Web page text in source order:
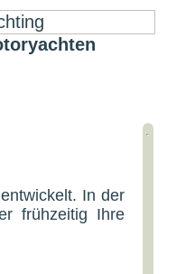
In der
frühzeitig Ihre